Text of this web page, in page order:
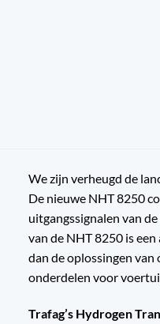
We zijn verheugd de
De nieuwe NHT 8250
uitgangssignalen van
van de NHT 8250 is
dan de oplossingen
onderdelen voor
Trafag’s Hydrogen